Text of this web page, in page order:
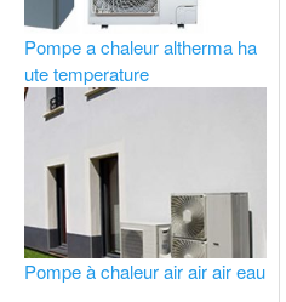
Pompe a chaleur altherma ha
ute temperature
Pompe à chaleur air air air eau